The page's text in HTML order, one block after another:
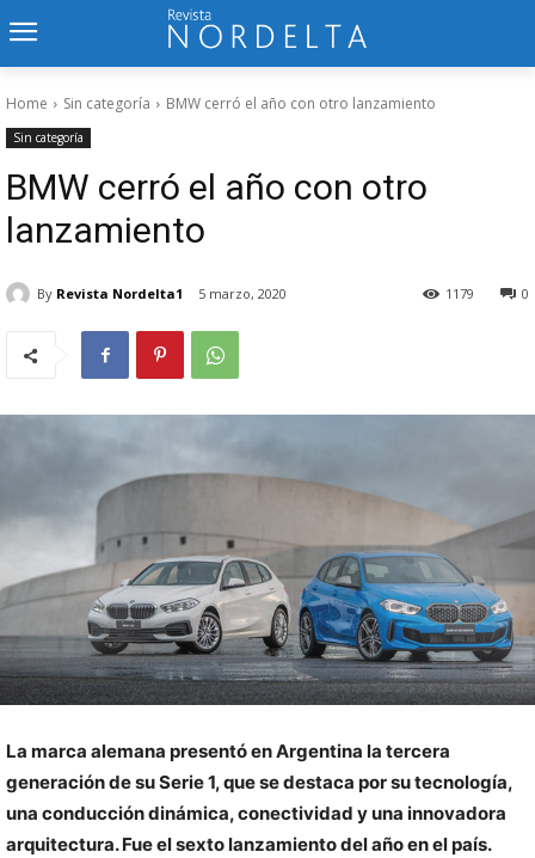
Home Sin categoría BMW cerró el año con otro lanzamiento
Sin categoría
BMW cerró el año con otro
lanzamiento
By Revista Nordelta1 5 marzo, 2020 0
1179
La marca alemana presentó en Argentina la tercera
generación de su Serie 1, que se destaca por su tecnología,
una conducción dinámica, conectividad y una innovadora
arquitectura. Fue el sexto lanzamiento del año en el país.